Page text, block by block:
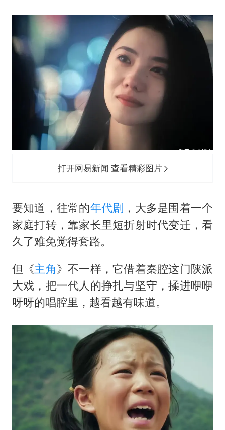
打开网易新闻 查看精彩图片
要知道，往常的年代剧 ，大多是围着一个
家庭打转，靠家长里短折射时代变迁，看
久了难免觉得套路。
但《主角》不一样，它借着秦腔这门陕派
大戏，把一代人的挣扎与坚守，揉进咿咿
呀呀的唱腔里，越看越有味道。